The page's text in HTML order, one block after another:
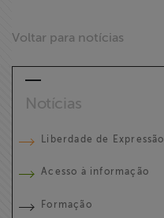
Voltar para notícias
Notícias
Liberdade de Expressão
Acesso à informação
Formação